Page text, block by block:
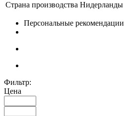
Страна производства Нидерланды
Персональные рекомендации
Фильтр:
Цена